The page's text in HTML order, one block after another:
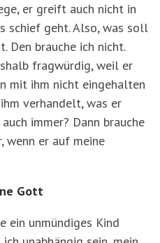
er greift auch nicht in
schief geht. Also, was soll
Den brauche ich nicht.
fragwürdig, weil er
mit ihm nicht eingehalten
verhandelt, was er
immer? Dann brauche
wenn er auf meine
Gott
ein unmündiges Kind